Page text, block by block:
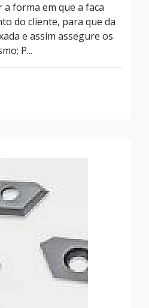
forma em que a faca
do cliente, para que da
e assim assegure os
P...